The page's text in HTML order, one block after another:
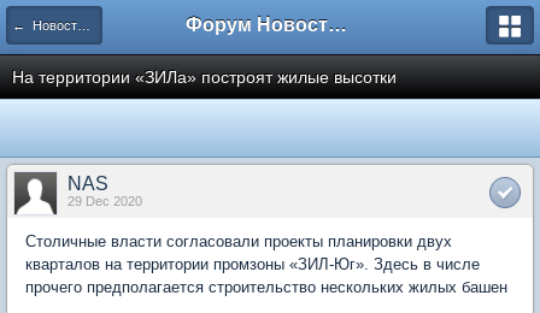
← Новости рынка недвижимости Форум Новостройки
На территории «ЗИЛа» построят жилые высотки
NAS
29 Dec 2020
Столичные власти согласовали проекты планировки двух
кварталов на территории промзоны «ЗИЛ-Юг». Здесь в числе
прочего предполагается строительство нескольких жилых башен